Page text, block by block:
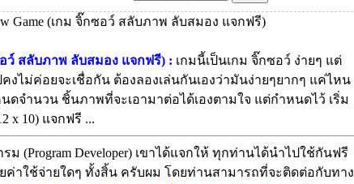
อว์ สลับภาพ ลับสมอง แจกฟรี) : เกมนี้เป็นเกม จิ๊กซอว์ ง่ายๆ แต่
งไม่ค่อยจะเชื่อกัน ต้องลองเล่นกันเองว่ามันง่ายๆยากๆ แค่ไหน
ดจำนวน ชิ้นภาพที่จะเอามาต่อได้เองตามใจ แต่กำหนดไว้ เริ่ม
x 10) แจกฟรี ...
(Program Developer) เขาได้แจกให้ ทุกท่านได้นำไปใช้กันฟรี
ค่าใช้จ่ายใดๆ ทั้งสิ้น ครับผม โดยท่านสามารถที่จะติดต่อกับทาง